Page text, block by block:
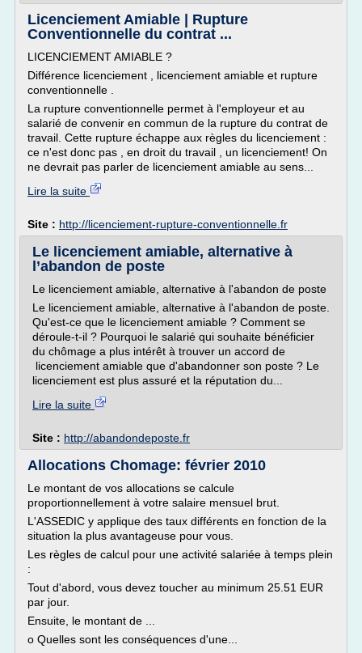
Licenciement Amiable | Rupture
Conventionnelle du contrat ...
LICENCIEMENT AMIABLE ?
Différence licenciement , licenciement amiable et rupture
conventionnelle .
La rupture conventionnelle permet à l'employeur et au
salarié de convenir en commun de la rupture du contrat de
travail. Cette rupture échappe aux règles du licenciement :
ce n'est donc pas , en droit du travail , un licenciement! On
ne devrait pas parler de licenciement amiable au sens...
Lire la suite
Site : http://licenciement-rupture-conventionnelle.fr
Le licenciement amiable, alternative à
l’abandon de poste
Le licenciement amiable, alternative à l'abandon de poste
Le licenciement amiable, alternative à l'abandon de poste.
Qu'est-ce que le licenciement amiable ? Comment se
déroule-t-il ? Pourquoi le salarié qui souhaite bénéficier
du chômage a plus intérêt à trouver un accord de
licenciement amiable que d'abandonner son poste ? Le
licenciement est plus assuré et la réputation du...
Lire la suite
Site : http://abandondeposte.fr
Allocations Chomage: février 2010
Le montant de vos allocations se calcule
proportionnellement à votre salaire mensuel brut.
L'ASSEDIC y applique des taux différents en fonction de la
situation la plus avantageuse pour vous.
Les règles de calcul pour une activité salariée à temps plein
:
Tout d'abord, vous devez toucher au minimum 25.51 EUR
par jour.
Ensuite, le montant de ...
o Quelles sont les conséquences d'une...